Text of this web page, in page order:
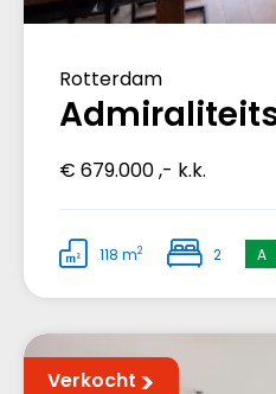
Rotterdam
€ 679.000 ,- k.k.
118 m2 2 A
Verkocht